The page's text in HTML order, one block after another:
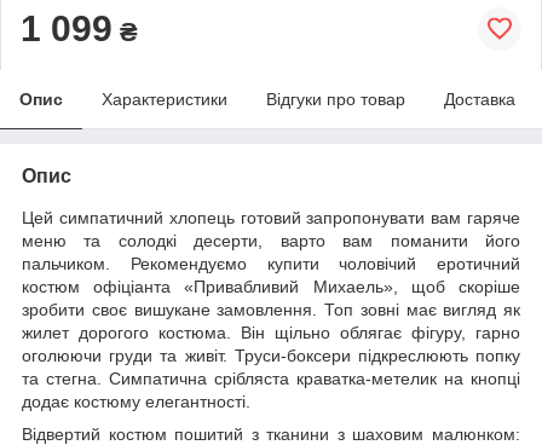
1 099 ₴
Опис Характеристики Відгуки про товар Доставка
Опис
Цей симпатичний хлопець готовий запропонувати вам гаряче
меню та солодкі десерти, варто вам поманити його
пальчиком. Рекомендуємо купити чоловічий еротичний
костюм офіціанта «Привабливий Михаель», щоб скоріше
зробити своє вишукане замовлення. Топ зовні має вигляд як
жилет дорогого костюма. Він щільно облягає фігуру, гарно
оголюючи груди та живіт. Труси-боксери підкреслюють попку
та стегна. Симпатична срібляста краватка-метелик на кнопці
додає костюму елегантності.
Відвертий костюм пошитий з тканини з шаховим малюнком: